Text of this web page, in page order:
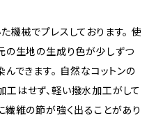
機械でプレスしております。 使
の生地の生成り色が少しずつ
んできます。 自然なコットンの
はせず、軽い撥水加工がして
繊維の節が強く出ることがあり